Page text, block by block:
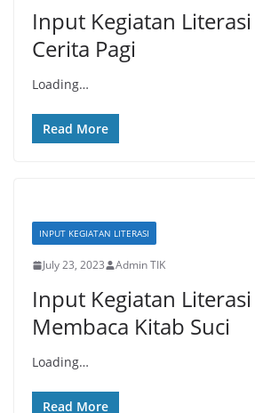
Input Kegiatan Literasi
Cerita Pagi
Loading…
Read More
INPUT KEGIATAN LITERASI
July 23, 2023 Admin TIK
Input Kegiatan
Membaca Kitab Suci
Loading…
Read More